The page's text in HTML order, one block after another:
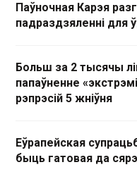
Паўночная Карэя
падраздзяленні для
Больш за 2 тысячы
папаўненне
рэпрэсій 5 жніўня
Еўрапейская
быць гатовая да